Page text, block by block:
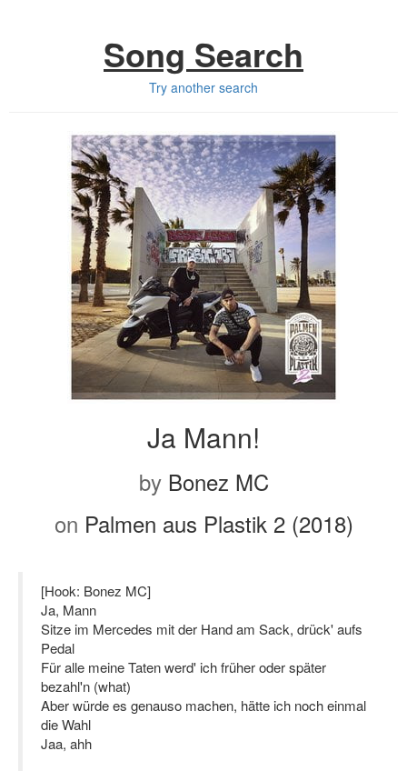
Song Search
Try another search
Ja Mann!
by Bonez MC
on Palmen aus Plastik 2 (2018)
[Hook: Bonez MC]
Ja, Mann
Sitze im Mercedes mit der Hand am Sack, drück' aufs
Pedal
Für alle meine Taten werd' ich früher oder später
bezahl'n (what)
Aber würde es genauso machen, hätte ich noch einmal
die Wahl
Jaa, ahh